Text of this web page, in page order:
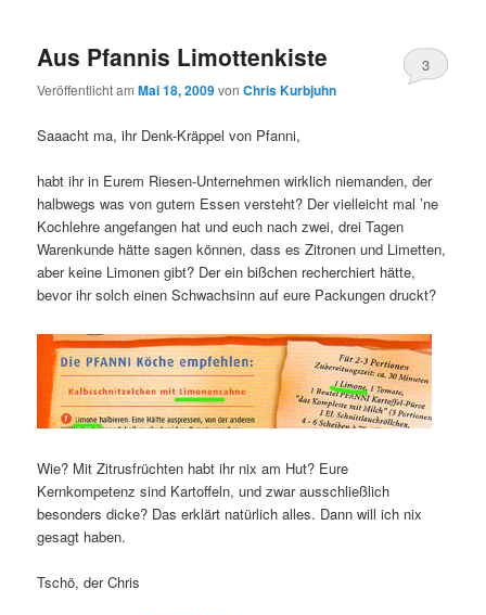
Aus Pfannis Limottenkiste
Veröffentlicht amMai 18, 2009vonChris Kurbjuhn
3
Saaacht ma, ihr Denk-Kräppel von Pfanni,
habt ihr in Eurem Riesen-Unternehmen wirklich niemanden, der
halbwegs was von gutem Essen versteht? Der vielleicht mal ’ne
Kochlehre angefangen hat und euch nach zwei, drei Tagen
Warenkunde hätte sagen können, dass es Zitronen und Limetten,
aber keine Limonen gibt? Der ein bißchen recherchiert hätte,
bevor ihr solch einen Schwachsinn auf eure Packungen druckt?
Wie? Mit Zitrusfrüchten habt ihr nix am Hut? Eure
Kernkompetenz sind Kartoffeln, und zwar ausschließlich
besonders dicke? Das erklärt natürlich alles. Dann will ich nix
gesagt haben.
Tschö, der Chris